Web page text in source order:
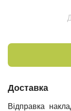
Доставка
Відправка